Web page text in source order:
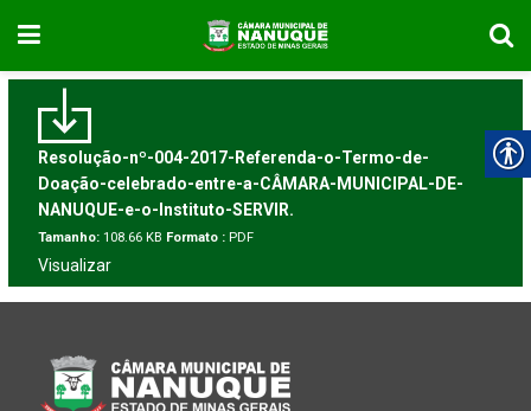
Resolução-nº-004-2017-Referenda-o-Termo-de-
Doação-celebrado-entre-a-CÂMARA-MUNICIPAL-DE-
NANUQUE-e-o-Instituto-SERVIR.
Tamanho: 108.66 KB Formato : PDF
Visualizar